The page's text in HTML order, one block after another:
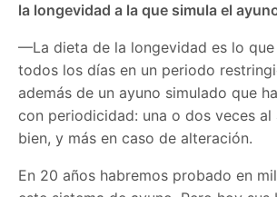
la longevidad a la que simula el
—La dieta de la longevidad es lo
todos los días en un periodo
además de un ayuno simulado que
con periodicidad: una o dos veces al
bien, y más en caso de alteración.
En 20 años habremos probado en